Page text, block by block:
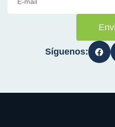
Síguenos: